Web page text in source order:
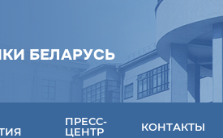
БЕЛАРУСЬ
ПРЕСС-
ЦЕНТР
КОНТАКТЫ